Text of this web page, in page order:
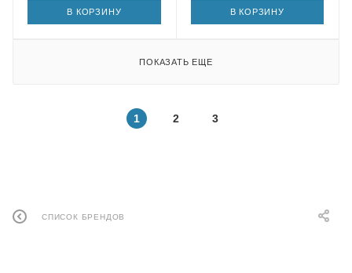
В КОРЗИНУ В КОРЗИНУ
ПОКАЗАТЬ ЕЩЕ
1 2 3
СПИСОК БРЕНДОВ